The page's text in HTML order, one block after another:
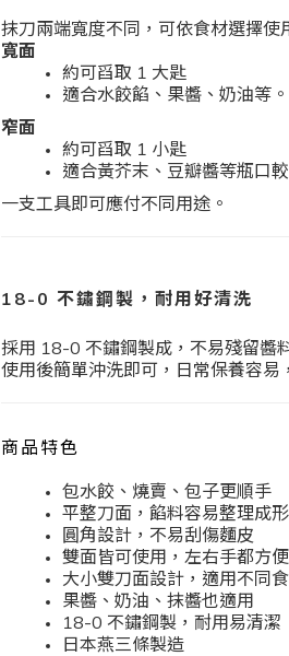
抹刀兩端寬度不同，可依食材選擇使
寬面
約可舀取 1 大匙
適合水餃餡、果醬、奶油等。
窄面
約可舀取 1 小匙
適合黃芥末、豆瓣醬等瓶口
一支工具即可應付不同用途。
18-0 不鏽鋼製，耐用好清洗
採用 18-0 不鏽鋼製成，不易殘留醬
使用後簡單沖洗即可，日常保養容易
商品特色
包水餃、燒賣、包子更順手
平整刀面，餡料容易整理成形
圓角設計，不易刮傷麵皮
雙面皆可使用，左右手都方便
大小雙刀面設計，適用不同
果醬、奶油、抹醬也適用
18-0 不鏽鋼製，耐用易清潔
日本燕三條製造